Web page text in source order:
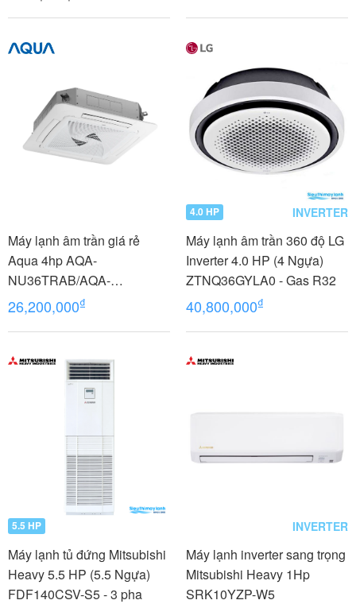
Máy lạnh âm trần giá rẻ
Aqua 4hp AQA-
NU36TRAB/AQA-
NC36TRN/PB-950QB
26,200,000₫
4.0 HP INVERTER
Máy lạnh âm trần 360 độ LG
Inverter 4.0 HP (4 Ngựa)
ZTNQ36GYLA0 - Gas R32
40,800,000₫
5.5 HP
Máy lạnh tủ đứng Mitsubishi
Heavy 5.5 HP (5.5 Ngựa)
FDF140CSV-S5 - 3 pha
INVERTER
Máy lạnh inverter sang trọng
Mitsubishi Heavy 1Hp
SRK10YZP-W5